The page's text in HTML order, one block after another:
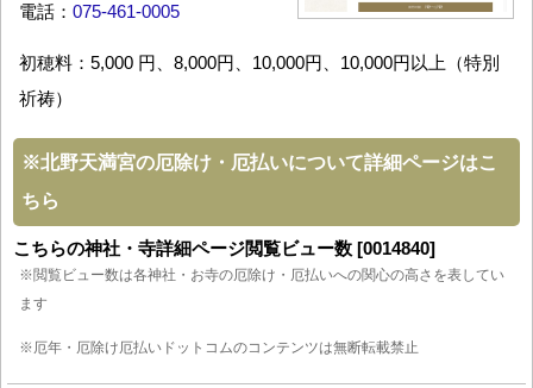
電話： 075-461-0005
初穂料：5,000 円、8,000円、10,000円、10,000円以上（特別
祈祷）
※北野天満宮の厄除け・厄払いについて詳細ページはこ
ちら
こちらの神社・寺詳細ページ閲覧ビュー数 [0014840]
※閲覧ビュー数は各神社・お寺の厄除け・厄払いへの関心の高さを表してい
ます
※厄年・厄除け厄払いドットコムのコンテンツは無断転載禁止